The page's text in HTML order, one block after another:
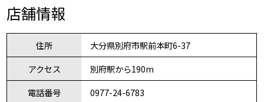
店舗情報
住所
大分県別府市駅前本町6-37
アクセス
別府駅から190m
電話番号
0977-24-6783